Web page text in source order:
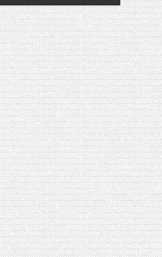
DU MOIS D’AVRIL 2024
POIDS SANTÉ #67 : L’AVIS
N’EST QUE LA VIE DES
: LES MY LITTLE &
DES MOIS DE FÉVRIER ET
AKILA
DU MOIS
#34 : IDÉES